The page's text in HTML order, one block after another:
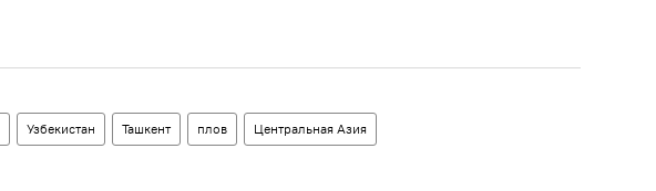
Узбекистан Ташкент плов Центральная Азия